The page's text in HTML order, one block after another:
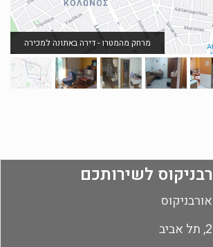
מרחק מהמטרו - דירה באתונה למכירה
לשירותכם